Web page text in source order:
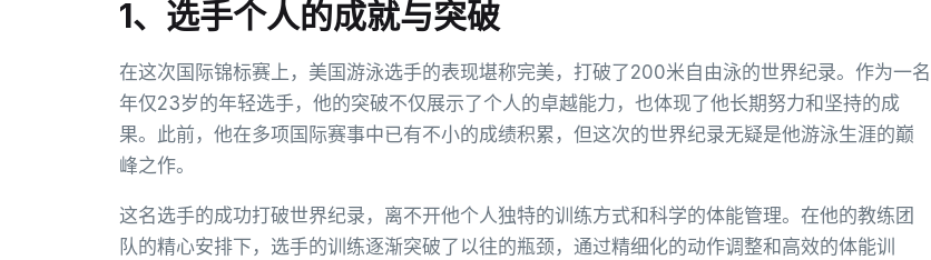
1、选手个人的成就与突破
在这次国际锦标赛上，美国游泳选手的表现堪称完美，打破了200米自由泳的世界纪录。作为一名
年仅23岁的年轻选手，他的突破不仅展示了个人的卓越能力，也体现了他长期努力和坚持的成
果。此前，他在多项国际赛事中已有不小的成绩积累，但这次的世界纪录无疑是他游泳生涯的巅
峰之作。
这名选手的成功打破世界纪录，离不开他个人独特的训练方式和科学的体能管理。在他的教练团
队的精心安排下，选手的训练逐渐突破了以往的瓶颈，通过精细化的动作调整和高效的体能训